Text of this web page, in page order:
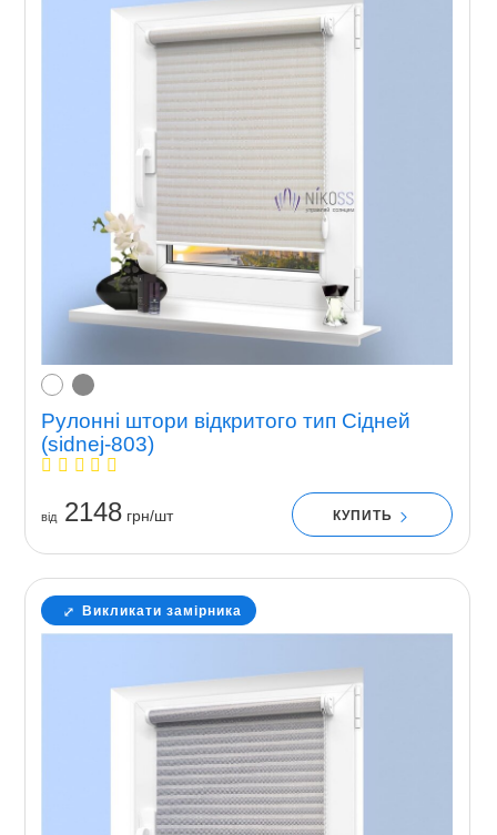
Рулонні штори відкритого тип Сідней
(sidnej-803)
вiд2148грн/шт КУПИТЬ
Викликати замірника